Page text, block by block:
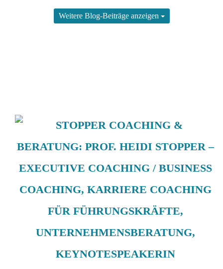
Weitere Blog-Beiträge anzeigen